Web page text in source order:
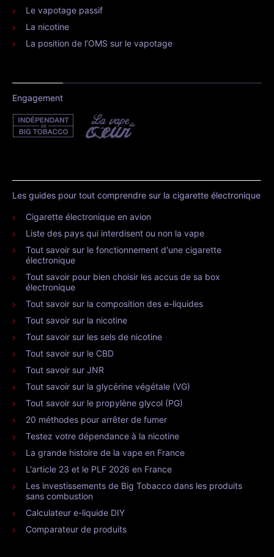
Le vapotage passif
La nicotine
La position de l’OMS sur le vapotage
Engagement
Les guides pour tout comprendre sur la cigarette électronique
Cigarette électronique en avion
Liste des pays qui interdisent ou non la vape
Tout savoir sur le fonctionnement d'une cigarette
électronique
Tout savoir pour bien choisir les accus de sa box
électronique
Tout savoir sur la composition des e-liquides
Tout savoir sur la nicotine
Tout savoir sur les sels de nicotine
Tout savoir sur le CBD
Tout savoir sur JNR
Tout savoir sur la glycérine végétale (VG)
Tout savoir sur le propylène glycol (PG)
20 méthodes pour arrêter de fumer
Testez votre dépendance à la nicotine
La grande histoire de la vape en France
L'article 23 et le PLF 2026 en France
Les investissements de Big Tobacco dans les produits
sans combustion
Calculateur e-liquide DIY
Comparateur de produits